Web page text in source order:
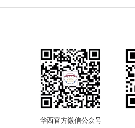
华西官方微信公众号